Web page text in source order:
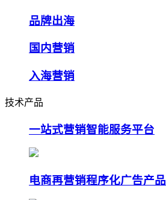
品牌出海
国内营销
入海营销
技术产品
一站式营销智能服务平台
电商再营销程序化广告产品